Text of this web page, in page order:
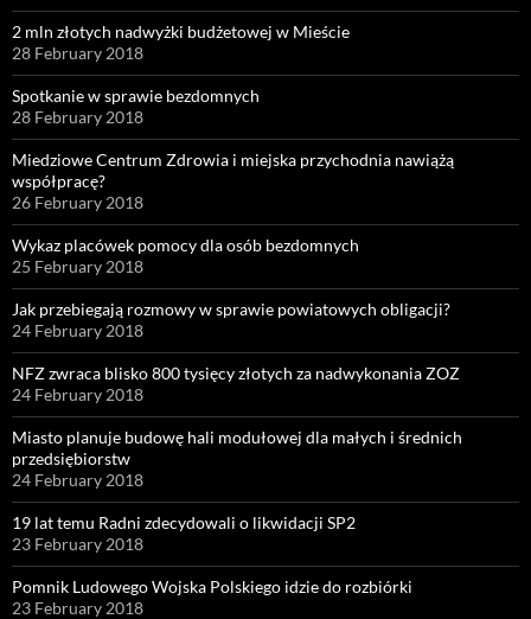
2 mln złotych nadwyżki budżetowej w Mieście
28 February 2018
Spotkanie w sprawie bezdomnych
28 February 2018
Miedziowe Centrum Zdrowia i miejska przychodnia nawiążą
współpracę?
26 February 2018
Wykaz placówek pomocy dla osób bezdomnych
25 February 2018
Jak przebiegają rozmowy w sprawie powiatowych obligacji?
24 February 2018
NFZ zwraca blisko 800 tysięcy złotych za nadwykonania ZOZ
24 February 2018
Miasto planuje budowę hali modułowej dla małych i średnich
przedsiębiorstw
24 February 2018
19 lat temu Radni zdecydowali o likwidacji SP2
23 February 2018
Pomnik Ludowego Wojska Polskiego idzie do rozbiórki
23 February 2018